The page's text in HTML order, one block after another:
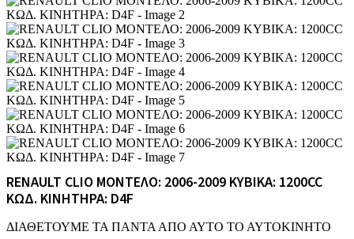
RENAULT CLIO ΜΟΝΤΕΛΟ: 2006-2009 ΚΥΒΙΚΑ: 1200CC
ΚΩΔ. ΚΙΝΗΤΗΡΑ: D4F
ΔΙΑΘΕΤΟΥΜΕ ΤΑ ΠΑΝΤΑ ΑΠΟ ΑΥΤΟ ΤΟ ΑΥΤΟΚΙΝΗΤΟ